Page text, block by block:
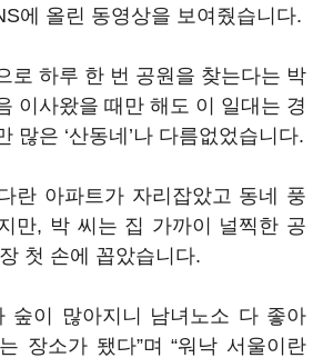
에 올린 동영상을 보여줬습니다.
로 하루 한 번 공원을 찾는다는 박
이사왔을 때만 해도 이 일대는 경
많은 ‘산동네’나 다름없었습니다.
란 아파트가 자리잡았고 동네 풍
만, 박 씨는 집 가까이 널찍한 공
첫 손에 꼽았습니다.
숲이 많아지니 남녀노소 다 좋아
장소가 됐다”며 “워낙 서울이란